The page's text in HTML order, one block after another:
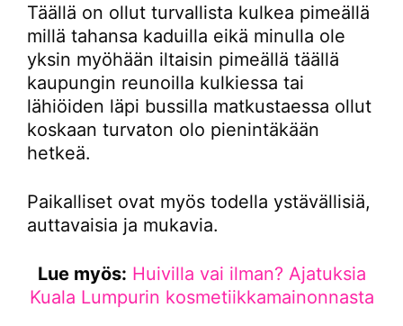
Täällä on ollut turvallista kulkea pimeällä
millä tahansa kaduilla eikä minulla ole
yksin myöhään iltaisin pimeällä täällä
kaupungin reunoilla kulkiessa tai
lähiöiden läpi bussilla matkustaessa ollut
koskaan turvaton olo pienintäkään
hetkeä.
Paikalliset ovat myös todella ystävällisiä,
auttavaisia ja mukavia.
Lue myös: Huivilla vai ilman? Ajatuksia
Kuala Lumpurin kosmetiikkamainonnasta